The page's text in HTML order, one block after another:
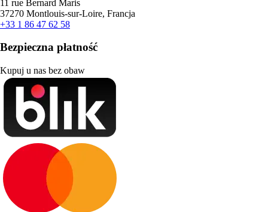
11 rue Bernard Maris
37270 Montlouis-sur-Loire, Francja
+33 1 86 47 62 58
Bezpieczna płatność
Kupuj u nas bez obaw